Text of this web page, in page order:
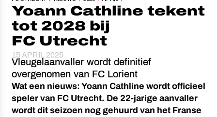
Yoann Cathline tekent
tot 2028 bij
FC Utrecht
15 APRIL 2025
Vleugelaanvaller wordt definitief
overgenomen van FC Lorient
Wat een nieuws: Yoann Cathline wordt officieel
speler van FC Utrecht. De 22-jarige aanvaller
wordt dit seizoen nog gehuurd van het Franse